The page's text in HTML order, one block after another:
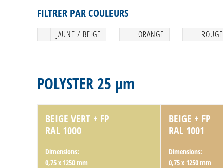
FILTRER PAR COULEURS
JAUNE / BEIGE ORANGE ROUGE
POLYSTER 25 μm
BEIGE VERT + FP
RAL 1000
Dimensions:
0,75 x 1250 mm
BEIGE + FP
RAL 1001
Dimensions:
0,75 x 1250 mm